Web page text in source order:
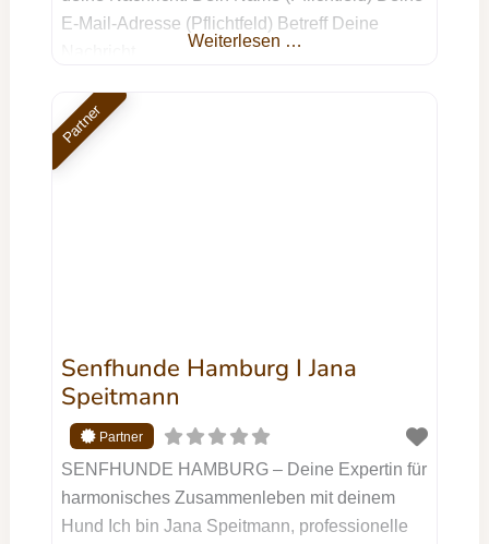
E-Mail-Adresse (Pflichtfeld) Betreff Deine
Weiterlesen …
Partner
Senfhunde Hamburg I Jana
Speitmann
SENFHUNDE HAMBURG – Deine Expertin für
harmonisches Zusammenleben mit deinem
Hund Ich bin Jana Speitmann, professionelle